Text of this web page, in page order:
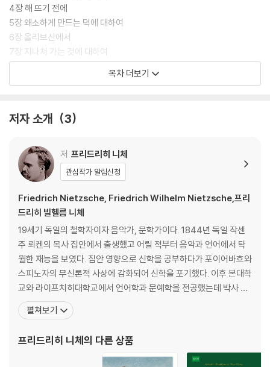
4장 해 뜨기 전에
5장 왜소하게 만드는 덕에 대하여
6장 올리브산에서
7장 지나쳐 가는 것에 대하여
8장 변절자에 대하여
12장 옛 서판과 새로운 서판에 대하여
14장 큰 그리움에 대하여
15장 또 다른 춤의 노래
16장 일곱 개의 인장 (혹은: 긍정과 동의의 노래)
제 4 부
1장 꿀 제물
2장 절박한 비명
3장 왕들과의 대화
4장 거머리
6장 환속
8장 자발적 거지
목차 더보기
저자 소개 3
저 프리드리히 니체
관심작가 알림신청
Friedrich Nietzsche, Friedrich Wilhelm Nietzsche,프리
드리히 빌헬름 니체
19세기 독일의 철학자이자 음악가, 문학가이다. 1844년 독일 작센
주 뢰켄의 목사 집안에서 출생했고 어릴 적부터 음악과 언어에서 탁
월한 재능을 보였다. 집안 영향으로 신학을 공부하다가 포이어바흐와
스피노자의 무신론적 사상에 감화되어 신학을 포기했다. 이후 본대학
교와 라이프치히대학교에서 언어학과 문예학을 전공했는데 박사 논
문을 제출하기 전에 이미 명문대인 스위스 바젤대학교에 초빙될 만큼
뛰어난 학생이었다. 1869년부터 스위스 바젤대학교에서 고전문헌
었다. 편두통과 위통에 시달리는 데다가 우울증까지 앓았지만
펼쳐보기
프리드리히 니체의 다른 상품